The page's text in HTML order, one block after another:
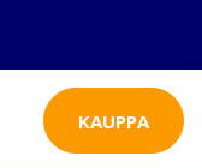
KAUPPA